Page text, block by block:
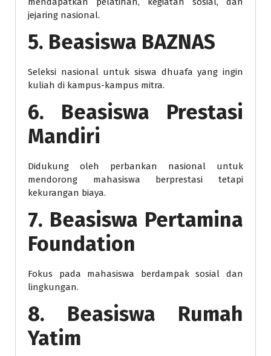
jejaring nasional.
5. Beasiswa BAZNAS
Seleksi nasional untuk siswa dhuafa yang ingin
kuliah di kampus-kampus mitra.
6. Beasiswa Prestasi
Mandiri
Didukung oleh perbankan nasional untuk
mendorong mahasiswa berprestasi tetapi
kekurangan biaya.
7. Beasiswa Pertamina
Foundation
Fokus pada mahasiswa berdampak sosial dan
lingkungan.
8. Beasiswa Rumah
Yatim